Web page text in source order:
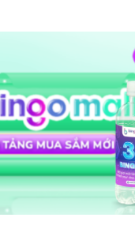
cũ nhưng không
riêng – Chìa khóa
dùng nước in logo
Bạc Cũng Cần
Chọn Nước In Logo